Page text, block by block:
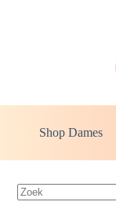
Shop Dames